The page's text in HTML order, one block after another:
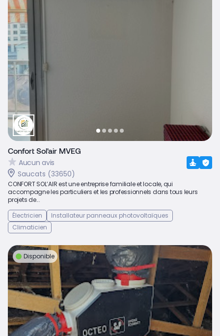
Confort Sol'air MVEG
Aucun avis
Saucats (33650)
CONFORT SOL’AIR est une entreprise familiale et locale, qui
accompagne les particuliers et les professionnels dans tous leurs
projets de...
Électricien
Installateur panneaux photovoltaïques
Climaticien
Disponible